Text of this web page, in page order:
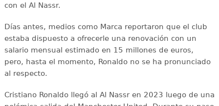
con el Al Nassr.
Días antes, medios como Marca reportaron que el club
estaba dispuesto a ofrecerle una renovación con un
salario mensual estimado en 15 millones de euros,
pero, hasta el momento, Ronaldo no se ha pronunciado
al respecto.
Cristiano Ronaldo llegó al Al Nassr en 2023 luego de una